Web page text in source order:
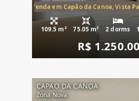
Mar à Venda em Capão da Canoa, Vista
109.5 m² 75.05 m² 2 dorms
R$
CAPAO DA CANOA
Zona Nova